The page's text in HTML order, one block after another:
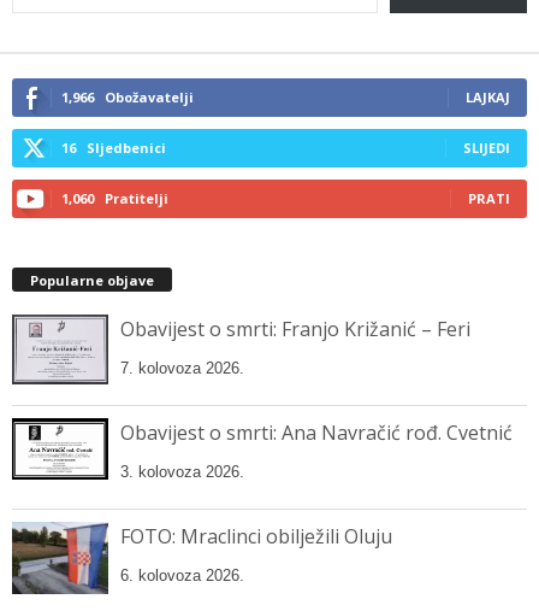
your
email…
1,966 Obožavatelji LAJKAJ
16 Sljedbenici SLIJEDI
1,060 Pratitelji PRATI
Popularne objave
Obavijest o smrti: Franjo Križanić – Feri
7. kolovoza 2026.
Obavijest o smrti: Ana Navračić rođ. Cvetnić
3. kolovoza 2026.
FOTO: Mraclinci obilježili Oluju
6. kolovoza 2026.